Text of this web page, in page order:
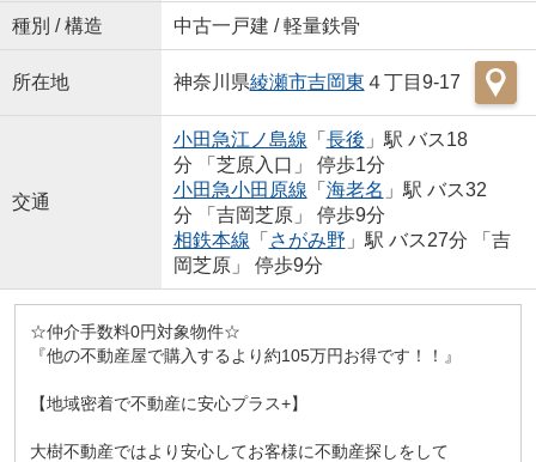
種別 / 構造 中古一戸建 / 軽量鉄骨
所在地 神奈川県綾瀬市吉岡東 ４丁目9-17
交通
小田急江ノ島線 「 長後 」駅 バス18
分 「芝原入口」 停歩1分
小田急小田原線 「 海老名 」駅 バス32
分 「吉岡芝原」 停歩9分
相鉄本線 「 さがみ野 」駅 バス27分 「吉
岡芝原」 停歩9分
☆仲介手数料0円対象物件☆
『他の不動産屋で購入するより約105万円お得です！！』
【地域密着で不動産に安心プラス+】
大樹不動産ではより安心してお客様に不動産探しをして